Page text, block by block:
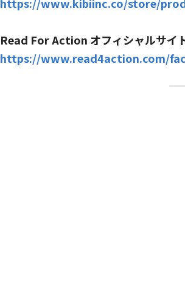
Read For Action オフィシャルサイ
https://www.read4action.com/